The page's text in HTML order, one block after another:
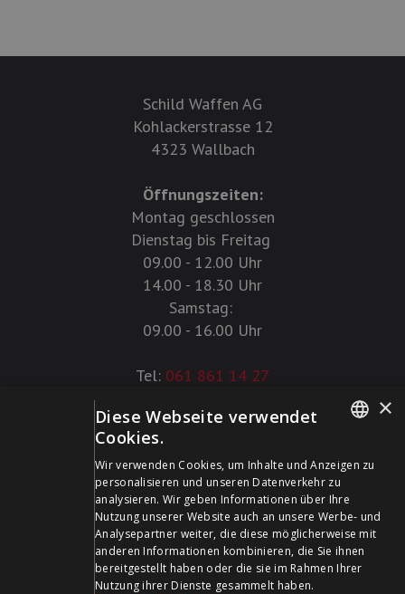
Schild Waffen AG
Kohlackerstrasse 12
4323 Wallbach
Öffnungszeiten:
Montag geschlossen
Dienstag bis Freitag
09.00 - 12.00 Uhr
14.00 - 18.30 Uhr
Samstag:
09.00 - 16.00 Uhr
Tel: 061 861 14 27
+41 61 861 14 27
+41 61 861 14 01
info@schildwaffen.ch
Zahlungsmittel
FRENCH
×
Diese Webseite verwendet
Cookies.
Wir verwenden Cookies, um Inhalte und Anzeigen zu
personalisieren und unseren Datenverkehr zu
analysieren. Wir geben Informationen über Ihre
Nutzung unserer Website auch an unsere Werbe- und
Analysepartner weiter, die diese möglicherweise mit
anderen Informationen kombinieren, die Sie ihnen
bereitgestellt haben oder die sie im Rahmen Ihrer
Nutzung ihrer Dienste gesammelt haben.